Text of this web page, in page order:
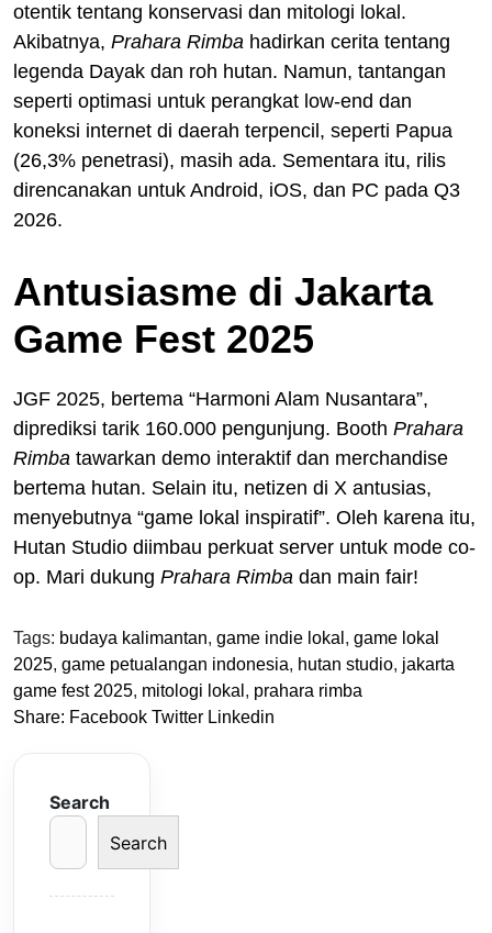
otentik tentang konservasi dan mitologi lokal.
Akibatnya, Prahara Rimba hadirkan cerita tentang
legenda Dayak dan roh hutan. Namun, tantangan
seperti optimasi untuk perangkat low-end dan
koneksi internet di daerah terpencil, seperti Papua
(26,3% penetrasi), masih ada. Sementara itu, rilis
direncanakan untuk Android, iOS, dan PC pada Q3
2026.
Antusiasme di Jakarta
Game Fest 2025
JGF 2025, bertema “Harmoni Alam Nusantara”,
diprediksi tarik 160.000 pengunjung. Booth Prahara
Rimba tawarkan demo interaktif dan merchandise
bertema hutan. Selain itu, netizen di X antusias,
menyebutnya “game lokal inspiratif”. Oleh karena itu,
Hutan Studio diimbau perkuat server untuk mode co-
op. Mari dukung Prahara Rimba dan main fair!
Tags: budaya kalimantan, game indie lokal , game lokal
2025, game petualangan indonesia, hutan studio, jakarta
game fest 2025, mitologi lokal , prahara rimba
Share: Facebook Twitter Linkedin
Search
Search